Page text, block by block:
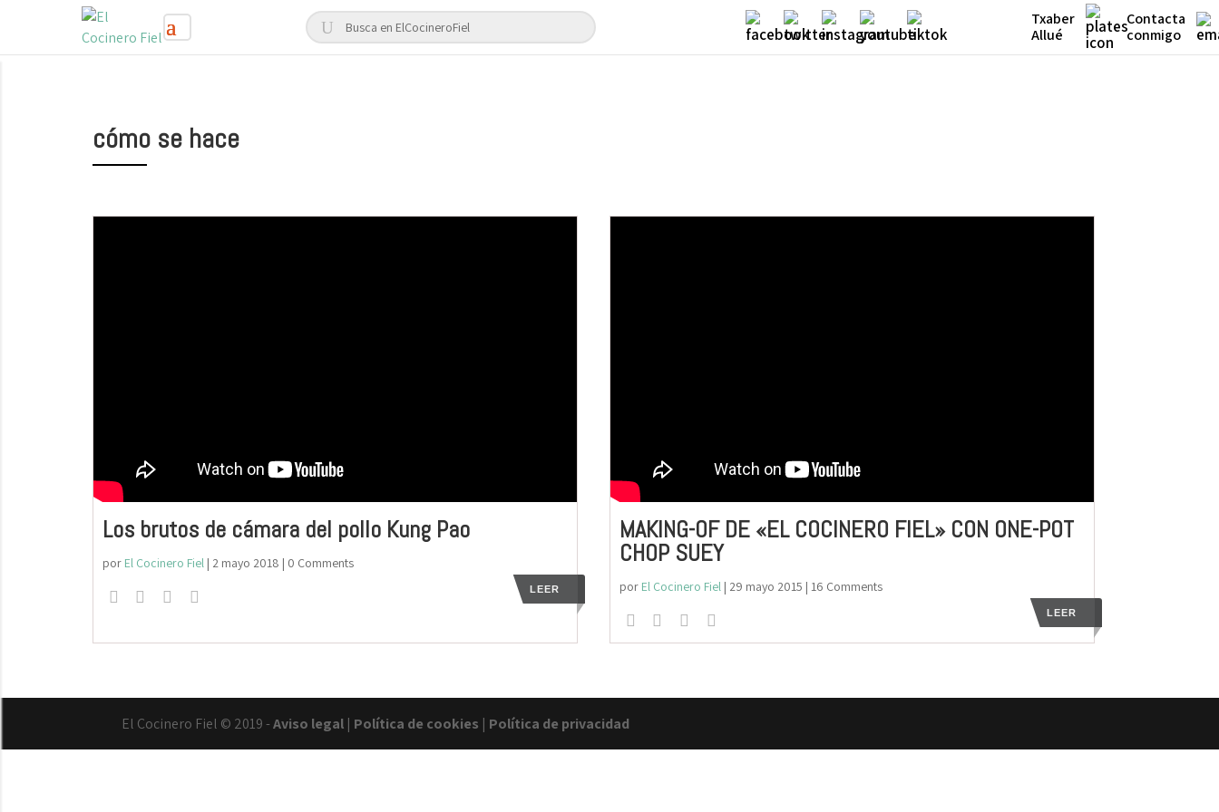
Txaber
Allué
Contacta
conmigo
cómo se hace
Los brutos de cámara del pollo Kung Pao
por El Cocinero Fiel| 2 mayo 2018 | 0 Comments
LEER
MAKING-OF DE «EL COCINERO FIEL» CON ONE-POT
CHOP SUEY
por El Cocinero Fiel| 29 mayo 2015 | 16 Comments
LEER
El Cocinero Fiel © 2019 -Aviso legal | Política de cookies | Política de privacidad